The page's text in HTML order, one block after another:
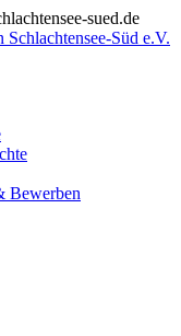
sued.de
Bewerben